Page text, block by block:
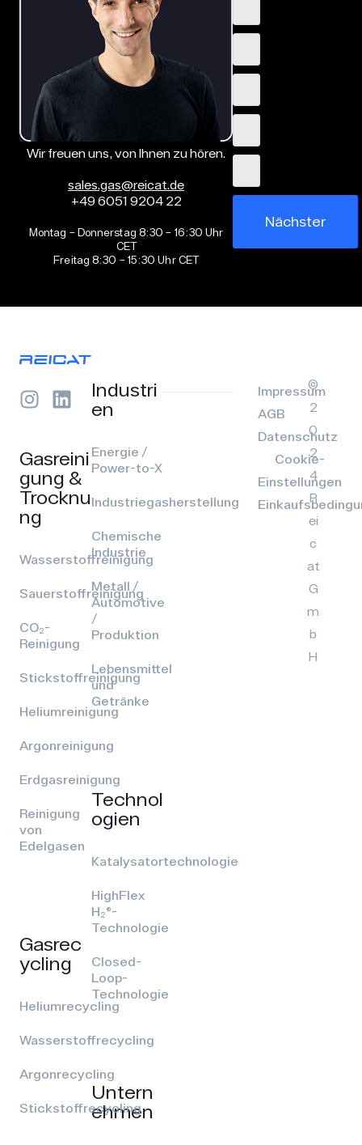
Wir freuen uns, von Ihnen zu hören.
sales.gas@reicat.de
+49 6051 9204 22
Montag – Donnerstag 8:30 – 16:30 Uhr
CET
Freitag 8:30 – 15:30 Uhr CET
Nächster
Gasreini
gung &
Trocknu
ng
Wasserstoffreinigung
Sauerstoffreinigung
CO₂-
Reinigung
Stickstoffreinigung
Heliumreinigung
Argonreinigung
Erdgasreinigung
Reinigung
von
Edelgasen
Gasrec
ycling
Heliumrecycling
Wasserstoffrecycling
Argonrecycling
Stickstoffrecycling
Industri
en
Energie /
Power-to-X
Industriegasherstellung
Chemische
Industrie
Metall /
Automotive
/
Produktion
Lebensmittel
und
Getränke
Technol
ogien
Katalysatortechnologie
HighFlex
H₂®-
Technologie
Closed-
Loop-
Technologie
Untern
ehmen
Impressum
AGB
Datenschutz
Cookie-
Einstellungen
©
2
0
2
4
R
ei
c
at
G
m
b
H